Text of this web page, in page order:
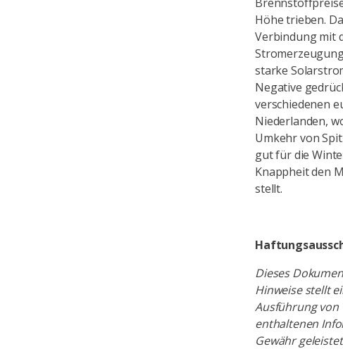
Höhe trieben.
Verbindung mit
starke
Negative
verschiedenen
Niederlanden,
Umkehr von
gut für die
Knappheit den
stellt.
Dieses
Hinweise stellt
Ausführung von
enthaltenen
Gewähr